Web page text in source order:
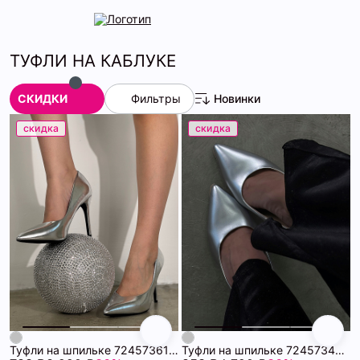
ТУФЛИ НА КАБЛУКЕ
СКИДКИ Фильтры Новинки
скидка
Туфли на шпильке 72457361\448
скидка
Туфли на шпильке 72457346\448